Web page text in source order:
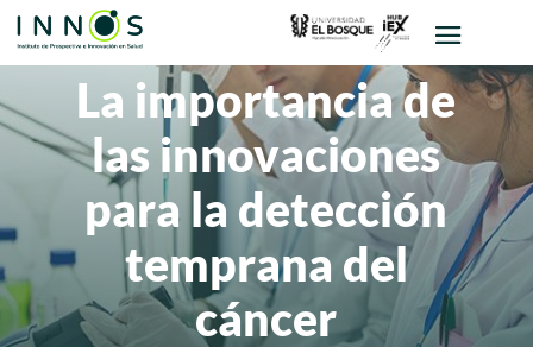
La importancia de
las innovaciones
para la detección
temprana del
cáncer